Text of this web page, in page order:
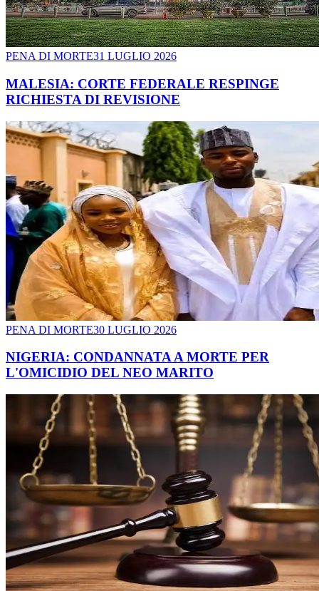
PENA DI MORTE31 LUGLIO 2026
MALESIA: CORTE FEDERALE RESPINGE
RICHIESTA DI REVISIONE
PENA DI MORTE30 LUGLIO 2026
NIGERIA: CONDANNATA A MORTE PER
L'OMICIDIO DEL NEO MARITO